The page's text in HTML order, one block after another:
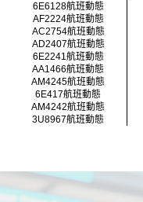
6E6128航班動態
AF2224航班動態
AC2754航班動態
AD2407航班動態
6E2241航班動態
AA1466航班動態
AM4245航班動態
6E417航班動態
AM4242航班動態
3U8967航班動態